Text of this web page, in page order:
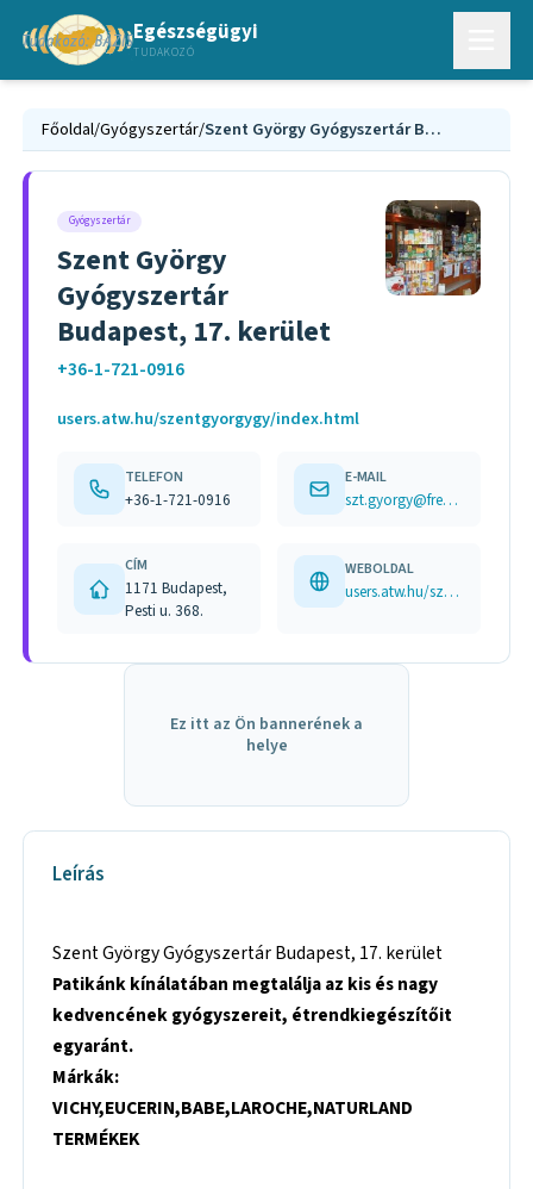
Egészségügyi
TUDAKOZÓ
Főoldal/Gyógyszertár/ Szent György Gyógyszertár Budapest, 17. kerület
Gyógyszertár
Szent György
Gyógyszertár
Budapest, 17. kerület
+36-1-721-0916
users.atw.hu/szentgyorgygy/index.html
TELEFON
+36-1-721-0916
E-MAIL
szt.gyorgy@freemail.hu
CÍM
1171 Budapest,
Pesti u. 368.
WEBOLDAL
users.atw.hu/szentgyorgygy/index.html
Ez itt az Ön bannerének a
helye
Leírás
Szent György Gyógyszertár Budapest, 17. kerület
Patikánk kínálatában megtalálja az kis és nagy
kedvencének gyógyszereit, étrendkiegészítőit
egyaránt.
Márkák:
VICHY,EUCERIN,BABE,LAROCHE,NATURLAND
TERMÉKEK